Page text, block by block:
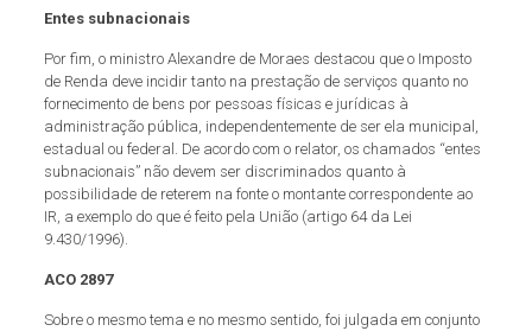
Entes subnacionais
Por fim, o ministro Alexandre de Moraes destacou que o Imposto
de Renda deve incidir tanto na prestação de serviços quanto no
fornecimento de bens por pessoas físicas e jurídicas à
administração pública, independentemente de ser ela municipal,
estadual ou federal. De acordo com o relator, os chamados “entes
subnacionais” não devem ser discriminados quanto à
possibilidade de reterem na fonte o montante correspondente ao
IR, a exemplo do que é feito pela União (artigo 64 da Lei
9.430/1996).
ACO 2897
Sobre o mesmo tema e no mesmo sentido, foi julgada em conjunto